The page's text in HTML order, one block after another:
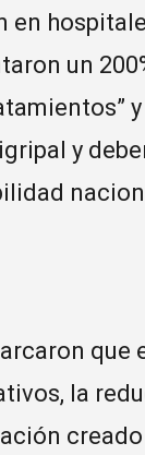
en
un
y
que
la